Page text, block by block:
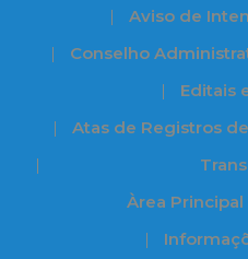
Aviso de
Conselho
Editais
Atas de Registros
Àrea